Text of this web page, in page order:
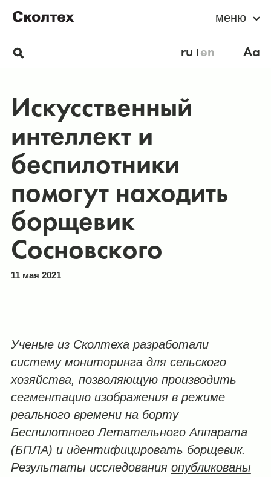
меню
ru en Aa
Искусственный
интеллект и
беспилотники
помогут находить
борщевик
Сосновского
11 мая 2021
Ученые из Сколтеха разработали
систему мониторинга для сельского
хозяйства, позволяющую производить
сегментацию изображения в режиме
реального времени на борту
Беспилотного Летательного Аппарата
(БПЛА) и идентифицировать борщевик.
Результаты исследования опубликованы